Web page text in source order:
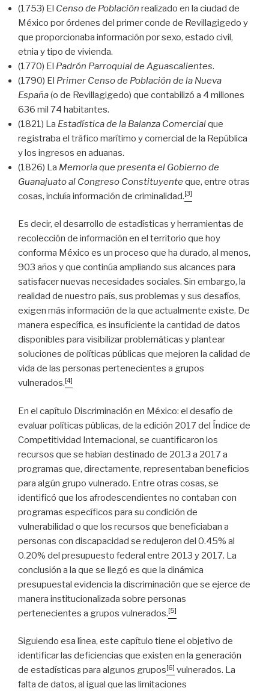
(1753) El Censo de Población realizado en la ciudad de
México por órdenes del primer conde de Revillagigedo y
que proporcionaba información por sexo, estado civil,
etnia y tipo de vivienda.
(1770) El Padrón Parroquial de Aguascalientes.
(1790) El Primer Censo de Población de la Nueva
España(o de Revillagigedo) que contabilizó a 4 millones
636 mil 74 habitantes.
(1821) La Estadística de la Balanza Comercialque
registraba el tráfico marítimo y comercial de la República
y los ingresos en aduanas.
(1826) La Memoria que presenta el Gobierno de
Guanajuato al Congreso Constituyente que, entre otras
cosas, incluía información de criminalidad.[3]
Es decir, el desarrollo de estadísticas y herramientas de
recolección de información en el territorio que hoy
conforma México es un proceso que ha durado, al menos,
903 años y que continúa ampliando sus alcances para
satisfacer nuevas necesidades sociales. Sin embargo, la
realidad de nuestro país, sus problemas y sus desafíos,
exigen más información de la que actualmente existe. De
manera específica, es insuficiente la cantidad de datos
disponibles para visibilizar problemáticas y plantear
soluciones de políticas públicas que mejoren la calidad de
vida de las personas pertenecientes a grupos
vulnerados.[4]
En el capítulo Discriminación en México: el desafío de
evaluar políticas públicas, de la edición 2017 del Índice de
Competitividad Internacional, se cuantificaron los
recursos que se habían destinado de 2013 a 2017 a
programas que, directamente, representaban beneficios
para algún grupo vulnerado. Entre otras cosas, se
identificó que los afrodescendientes no contaban con
programas específicos para su condición de
vulnerabilidad o que los recursos que beneficiaban a
personas con discapacidad se redujeron del 0.45% al
0.20% del presupuesto federal entre 2013 y 2017. La
conclusión a la que se llegó es que la dinámica
presupuestal evidencia la discriminación que se ejerce de
manera institucionalizada sobre personas
pertenecientes a grupos vulnerados.[5]
Siguiendo esa línea, este capítulo tiene el objetivo de
identificar las deficiencias que existen en la generación
de estadísticas para algunos grupos[6] vulnerados. La
falta de datos, al igual que las limitaciones